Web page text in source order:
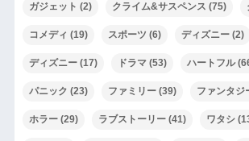
ガジェット (2) クライム&サスペンス (75)
コメディ (19) スポーツ (6) ディズニー(2)
ディズニー(17) ドラマ(53) ハートフル
パニック (23) ファミリー(39) ファンタジ
ホラー(29) ラブストーリー(41) ワタシ